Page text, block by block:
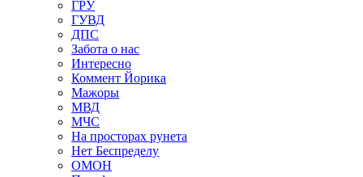
ГРУ
ГУВД
ДПС
Забота о нас
Интересно
Коммент Йорика
Мажоры
МВД
МЧС
На просторах рунета
Нет Беспределу
ОМОН